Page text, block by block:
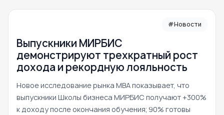
#Новости
Выпускники МИРБИС
демонстрируют трехкратный рост
дохода и рекордную лояльность
Новое исследование рынка MBA показывает, что
выпускники Школы бизнеса МИРБИС получают +300%
к доходу после окончания обучения; 90% готовы